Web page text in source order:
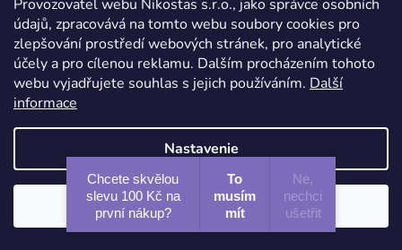
Provozovatel webu Nikostas s.r.o., jako správce osobních
údajů, zpracovává na tomto webu soubory cookies pro
zlepšování prostředí webových stránek, pro analytické
účely a pro cílenou reklamu. Dalším procházením tohoto
webu vyjadřujete souhlas s jejich používáním. Další
informace
Nastavenie
Súhlasím
rozjasňujúci krém
Priemerné
hodnotenie
produktu
5
hviezdičiek.
Skladem
€60,44
DO KOŠÍKA
NUANCE Shine-Bright
Radiance Enhancer, 50 ml
krém pre vitalitu pleti
Priemerné
hodnotenie
produktu
5
hviezdičiek.
Skladem
DO KOŠÍKA
NUANCE Pro-Collagen
Vitality Cream, 50 ml
Chcete skvělou
slevu 100 Kč na
první nákup?
To
musím
mít
Ne,
nechci
ušetřit